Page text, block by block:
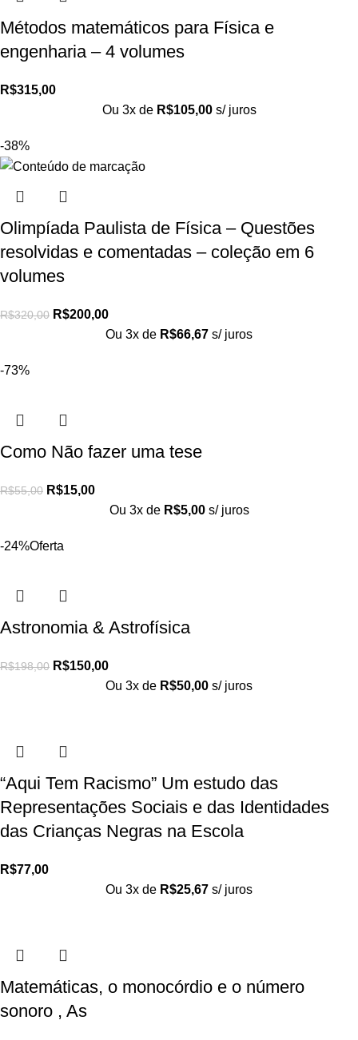
Métodos matemáticos para Física e
engenharia – 4 volumes
R$315,00
Ou 3x de R$105,00 s/ juros
-38%
Olimpíada Paulista de Física – Questões
resolvidas e comentadas – coleção em 6
volumes
R$320,00 R$200,00
Ou 3x de R$66,67 s/ juros
-73%
Como Não fazer uma tese
R$55,00 R$15,00
Ou 3x de R$5,00 s/ juros
-24%Oferta
Astronomia & Astrofísica
R$198,00 R$150,00
Ou 3x de R$50,00 s/ juros
“Aqui Tem Racismo” Um estudo das
Representações Sociais e das Identidades
das Crianças Negras na Escola
R$77,00
Ou 3x de R$25,67 s/ juros
Matemáticas, o monocórdio e o número
sonoro , As